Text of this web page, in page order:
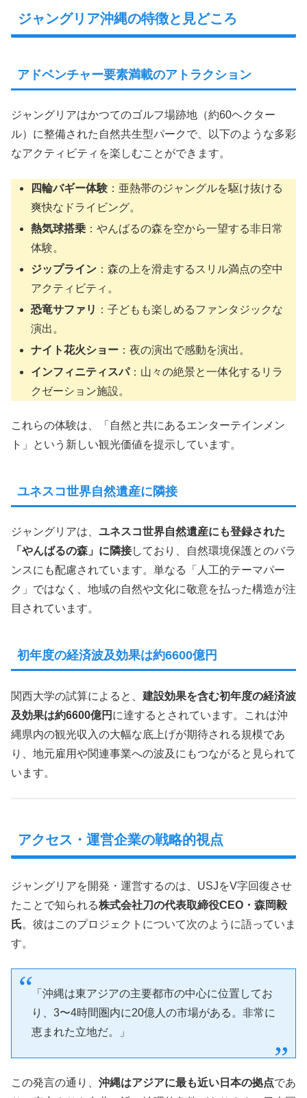
ジャングリア沖縄の特徴と見どころ
アドベンチャー要素満載のアトラクション
ジャングリアはかつてのゴルフ場跡地（約60ヘクター
ル）に整備された自然共生型パークで、以下のような多彩
なアクティビティを楽しむことができます。
四輪バギー体験 ：亜熱帯のジャングルを駆け抜ける
爽快なドライビング。
熱気球搭乗 ：やんばるの森を空から一望する非日常
体験。
ジップライン ：森の上を滑走するスリル満点の空中
アクティビティ。
恐竜サファリ ：子どもも楽しめるファンタジックな
演出。
ナイト花火ショー ：夜の演出で感動を演出。
インフィニティスパ：山々の絶景と一体化するリラ
クゼーション施設。
これらの体験は、「自然と共にあるエンターテインメン
ト」という新しい観光価値を提示しています。
ユネスコ世界自然遺産に隣接
ジャングリアは、 ユネスコ世界自然遺産にも登録された
「やんばるの森」に隣接しており、自然環境保護とのバラ
ンスにも配慮されています。単なる「人工的テーマパー
ク」ではなく、地域の自然や文化に敬意を払った構造が注
目されています。
初年度の経済波及効果は約6600億円
関西大学の試算によると、 建設効果を含む初年度の経済波
及効果は約6600億円 に達するとされています。これは沖
縄県内の観光収入の大幅な底上げが期待される規模であ
り、地元雇用や関連事業への波及にもつながると見られて
います。
アクセス・運営企業の戦略的視点
ジャングリアを開発・運営するのは、USJをV字回復させ
たことで知られる株式会社刀の代表取締役CEO・森岡毅
氏。彼はこのプロジェクトについて次のように語っていま
す。
「沖縄は東アジアの主要都市の中心に位置してお
り、3〜4時間圏内に20億人の市場がある。非常に
恵まれた立地だ。」
この発言の通り、 沖縄はアジアに最も近い日本の拠点であ